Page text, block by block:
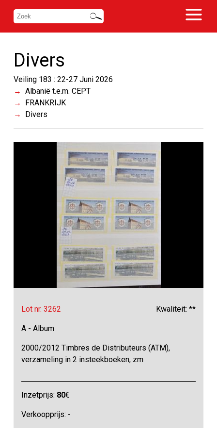
Divers
Veiling 183 : 22-27 Juni 2026
Albanië t.e.m. CEPT
FRANKRIJK
Divers
Lot nr. 3262 Kwaliteit: **
A - Album
2000/2012 Timbres de Distributeurs (ATM),
verzameling in 2 insteekboeken, zm
Inzetprijs: 80€
Verkoopprijs: -